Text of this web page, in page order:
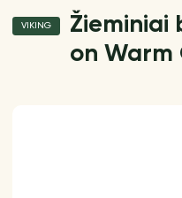
VIKING
Žieminiai
on Warm